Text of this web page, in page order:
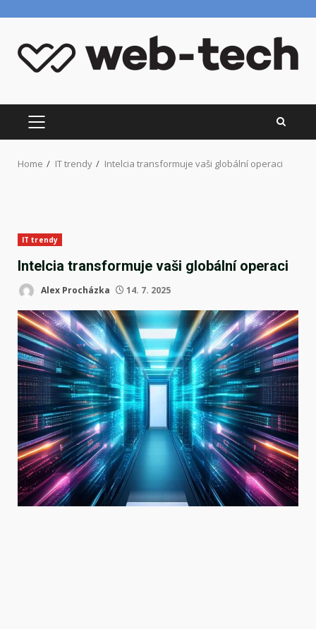
content
PRIMARY
MENU
Home IT trendy Intelcia transformuje vaši globální operaci
IT trendy
Intelcia transformuje vaši globální operaci
Alex Procházka 14. 7. 2025